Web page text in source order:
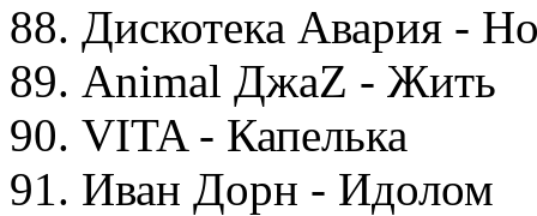
88. Дискотека Авария -
89. Animal ДжаZ - Жить
90. VITA - Капелька
91. Иван Дорн - Идолом